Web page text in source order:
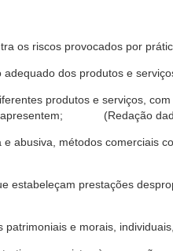
os riscos provocados por
dos produtos e
produtos e serviços,
apresentem; (Redação
abusiva, métodos comerciais
estabeleçam prestações
e morais,